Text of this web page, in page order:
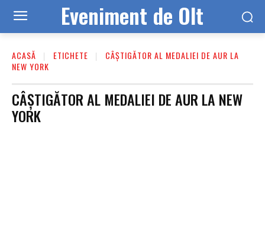
Eveniment de Olt
ACASĂ ETICHETE
CÂȘTIGĂTOR AL MEDALIEI DE AUR LA
NEW YORK
CÂȘTIGĂTOR AL MEDALIEI DE AUR LA NEW
YORK